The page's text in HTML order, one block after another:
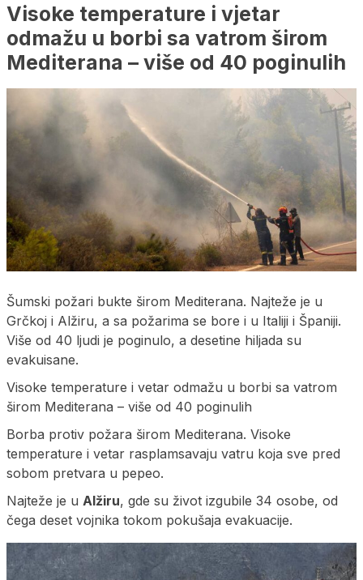
Visoke temperature i vjetar
odmažu u borbi sa vatrom širom
Mediterana – više od 40 poginulih
Šumski požari bukte širom Mediterana. Najteže je u
Grčkoj i Alžiru, a sa požarima se bore i u Italiji i Španiji.
Više od 40 ljudi je poginulo, a desetine hiljada su
evakuisane.
Visoke temperature i vetar odmažu u borbi sa vatrom
širom Mediterana – više od 40 poginulih
Borba protiv požara širom Mediterana. Visoke
temperature i vetar rasplamsavaju vatru koja sve pred
sobom pretvara u pepeo.
Najteže je u Alžiru, gde su život izgubile 34 osobe, od
čega deset vojnika tokom pokušaja evakuacije.